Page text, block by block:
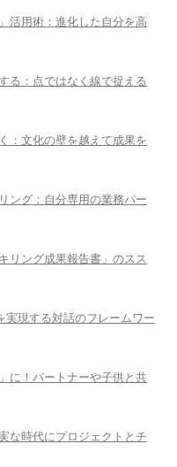
活用術：進化した自分を高
る：点ではなく線で捉える
：文化の壁を越えて成果を
ング：自分専用の業務パー
リング成果報告書」のスス
実現する対話のフレームワー
に！パートナーや子供と共
な時代にプロジェクトとチ